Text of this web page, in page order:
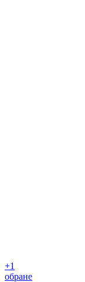
+1
обране